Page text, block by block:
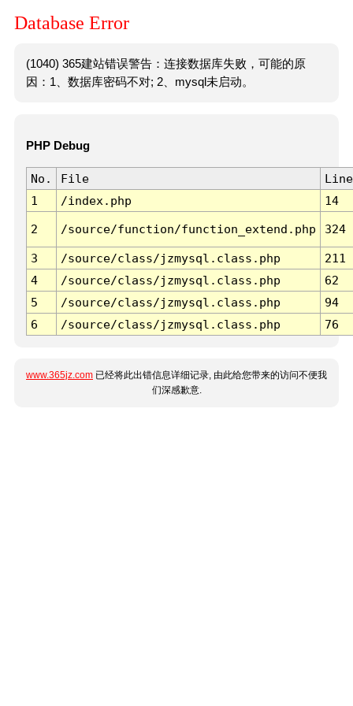
Database Error
(1040) 365建站错误警告：连接数据库失败，可能的原
因：1、数据库密码不对; 2、mysql未启动。
PHP Debug
No. File
Line
1
/index.php 14
2 /source/function/function_extend.php 324
3 /source/class/jzmysql.class.php
211
4
/source/class/jzmysql.class.php
62
5
/source/class/jzmysql.class.php
94
6
/source/class/jzmysql.class.php 76
www.365jz.com 已经将此出错信息详细记录, 由此给您带来的访问不便我
们深感歉意.